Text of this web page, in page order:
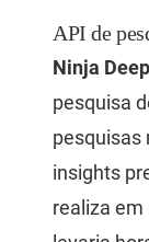
API de
Ninja
pesquisa
pesquisas
insights
realiza